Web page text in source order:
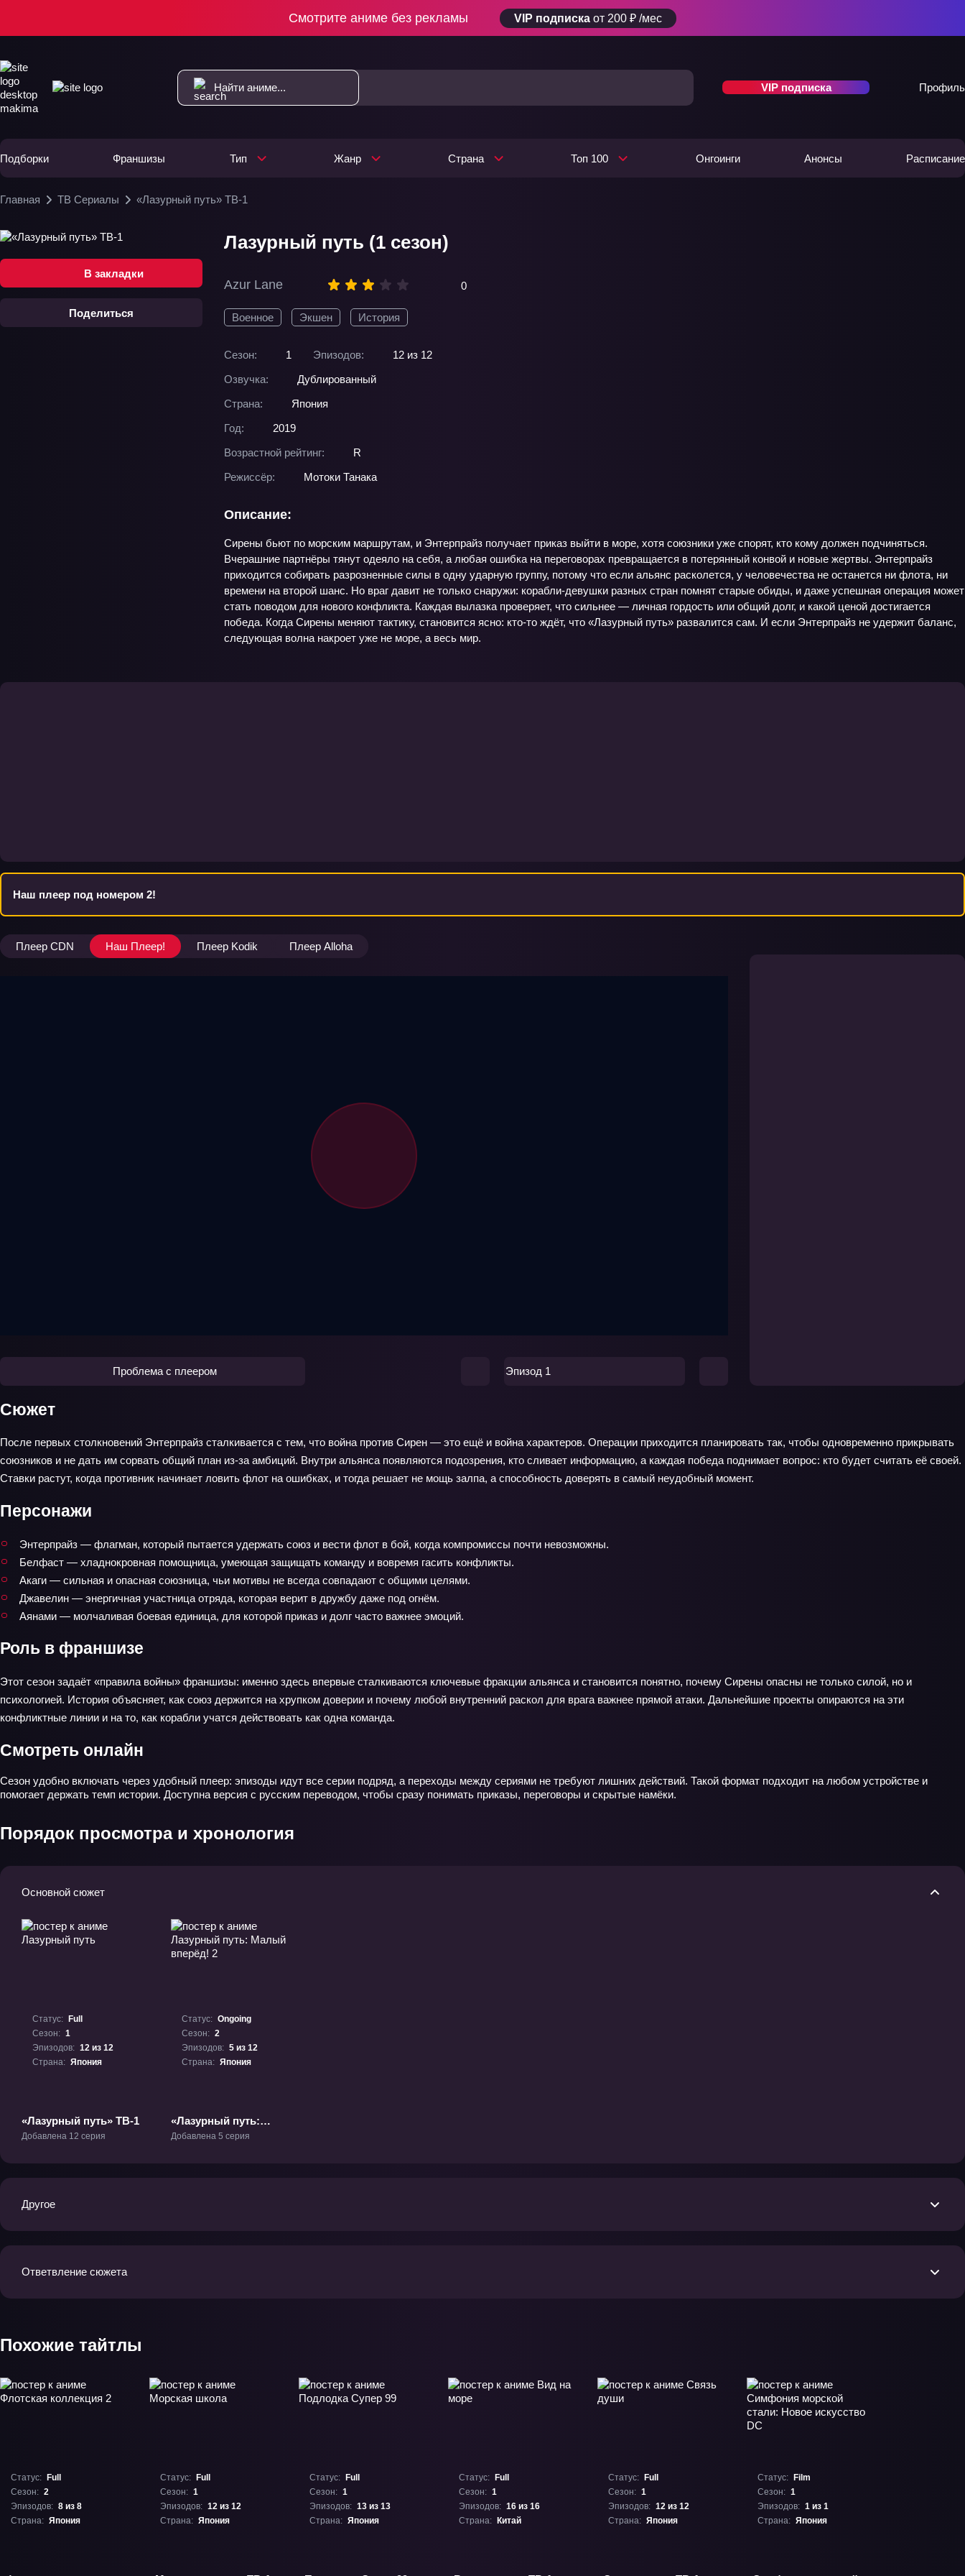
Смотрите аниме без рекламы VIP подписка от 200 ₽ /мес
VIP подписка Профиль
Подборки Франшизы Тип Жанр Страна Топ 100 Онгоинги Анонсы Расписание
Главная ТВ Сериалы «Лазурный путь» ТВ-1
В закладки
Поделиться
Лазурный путь (1 сезон)
Azur Lane 0
Военное Экшен История
Сезон: 1 Эпизодов:
12 из 12
Озвучка:
Дублированный
Страна:
Япония
Год:
2019
Возрастной рейтинг:
R
Режиссёр:
Мотоки Танака
Описание:
Сирены бьют по морским маршрутам, и Энтерпрайз получает приказ выйти в море, хотя союзники уже спорят, кто кому должен подчиняться.
Вчерашние партнёры тянут одеяло на себя, а любая ошибка на переговорах превращается в потерянный конвой и новые жертвы. Энтерпрайз
приходится собирать разрозненные силы в одну ударную группу, потому что если альянс расколется, у человечества не останется ни флота, ни
времени на второй шанс. Но враг давит не только снаружи: корабли-девушки разных стран помнят старые обиды, и даже успешная операция может
стать поводом для нового конфликта. Каждая вылазка проверяет, что сильнее — личная гордость или общий долг, и какой ценой достигается
победа. Когда Сирены меняют тактику, становится ясно: кто-то ждёт, что «Лазурный путь» развалится сам. И если Энтерпрайз не удержит баланс,
следующая волна накроет уже не море, а весь мир.
Наш плеер под номером 2!
Плеер CDN Наш Плеер! Плеер Kodik Плеер Alloha
Проблема с плеером Эпизод 1
Сюжет
После первых столкновений Энтерпрайз сталкивается с тем, что война против Сирен — это ещё и война характеров. Операции приходится планировать так, чтобы одновременно прикрывать
союзников и не дать им сорвать общий план из-за амбиций. Внутри альянса появляются подозрения, кто сливает информацию, а каждая победа поднимает вопрос: кто будет считать её своей.
Ставки растут, когда противник начинает ловить флот на ошибках, и тогда решает не мощь залпа, а способность доверять в самый неудобный момент.
Персонажи
Энтерпрайз — флагман, который пытается удержать союз и вести флот в бой, когда компромиссы почти невозможны.
Белфаст — хладнокровная помощница, умеющая защищать команду и вовремя гасить конфликты.
Акаги — сильная и опасная союзница, чьи мотивы не всегда совпадают с общими целями.
Джавелин — энергичная участница отряда, которая верит в дружбу даже под огнём.
Аянами — молчаливая боевая единица, для которой приказ и долг часто важнее эмоций.
Роль в франшизе
Этот сезон задаёт «правила войны» франшизы: именно здесь впервые сталкиваются ключевые фракции альянса и становится понятно, почему Сирены опасны не только силой, но и
психологией. История объясняет, как союз держится на хрупком доверии и почему любой внутренний раскол для врага важнее прямой атаки. Дальнейшие проекты опираются на эти
конфликтные линии и на то, как корабли учатся действовать как одна команда.
Смотреть онлайн
Сезон удобно включать через удобный плеер: эпизоды идут все серии подряд, а переходы между сериями не требуют лишних действий. Такой формат подходит на любом устройстве и
помогает держать темп истории. Доступна версия с русским переводом, чтобы сразу понимать приказы, переговоры и скрытые намёки.
Порядок просмотра и хронология
Основной сюжет
Статус:
Full
Сезон: 1
Эпизодов: 12 из 12
Страна: Япония
«Лазурный путь» ТВ-1
Добавлена 12 серия
Статус: Ongoing
Сезон: 2
Эпизодов: 5 из 12
Страна: Япония
«Лазурный путь:
Малый вперёд! 2» ТВ-2
Добавлена 5 серия
Другое
Ответвление сюжета
Похожие тайтлы
Статус:
Full
Сезон: 2
Эпизодов: 8 из 8
Страна: Япония
Статус:
Full
Сезон: 1
Эпизодов: 12 из 12
Страна: Япония
Статус:
Full
Сезон: 1
Эпизодов: 13 из 13
Страна: Япония
Статус:
Full
Сезон: 1
Эпизодов: 16 из 16
Страна:
Китай
Статус:
Full
Сезон: 1
Эпизодов: 12 из 12
Страна: Япония
Статус:
Film
Сезон: 1
Эпизодов: 1 из 1
Страна: Япония